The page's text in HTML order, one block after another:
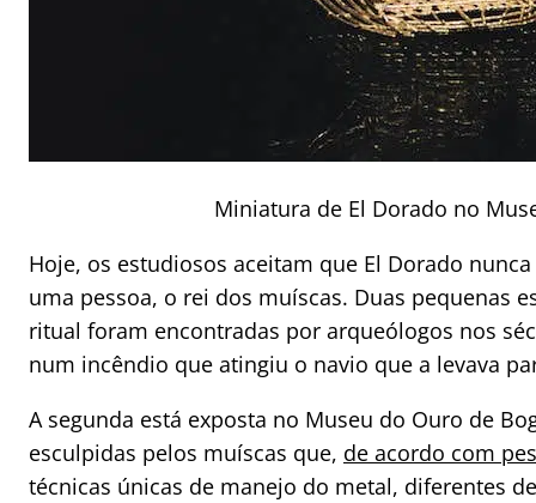
Miniatura de El Dorado no
Hoje, os estudiosos aceitam que El Dorado
uma pessoa, o rei dos muíscas. Duas pequenas
ritual foram encontradas por arqueólogos nos
num incêndio que atingiu o navio que a levava
A segunda está exposta no Museu do Ouro de
esculpidas pelos muíscas que, de acordo com
técnicas únicas de manejo do metal, diferentes